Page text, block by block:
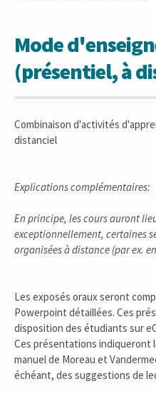
Mode
(présentiel, à
Combinaison d'activités
distanciel
Explications complémentaires:
En principe, les cours auront
exceptionnellement, certaines
organisées à distance (par ex.
Les exposés oraux seront
Powerpoint détaillées. Ces
disposition des étudiants sur
Ces présentations indiqueront
manuel de Moreau et
échéant, des suggestions de